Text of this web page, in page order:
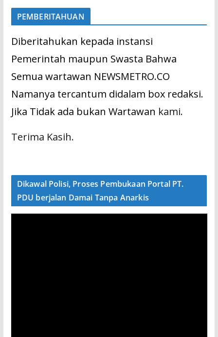
PEMBERITAHUAN
Diberitahukan kepada instansi
Pemerintah maupun Swasta Bahwa
Semua wartawan NEWSMETRO.CO
Namanya tercantum didalam box redaksi.
Jika Tidak ada bukan Wartawan kami.
Terima Kasih.
Dikawal Polisi, Proses Pembukaan Portal PT.
PDU berjalan Damai Tanpa Anarkis